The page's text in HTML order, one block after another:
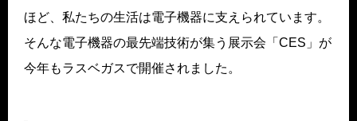
ほど、私たちの生活は電子機器に支えられています。
そんな電子機器の最先端技術が集う展示会「CES」が
今年もラスベガスで開催されました。